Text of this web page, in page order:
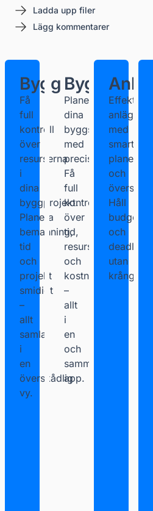
Ladda upp filer
Lägg kommentarer
Bygg
Få
full
kontroll
över
resurserna
i
dina
byggprojekt.
Planera
bemanning,
tid
och
projekt
smidigt
–
allt
samlat
i
en
överskådlig
vy.
Planera
dina
med
precision.
Få
full
kontroll
över
tid,
resurser
och
kostnader
–
allt
i
en
och
samma
app.
med
smart
planering
och
översikt.
Håll
budget
och
deadlines
utan
krångel.